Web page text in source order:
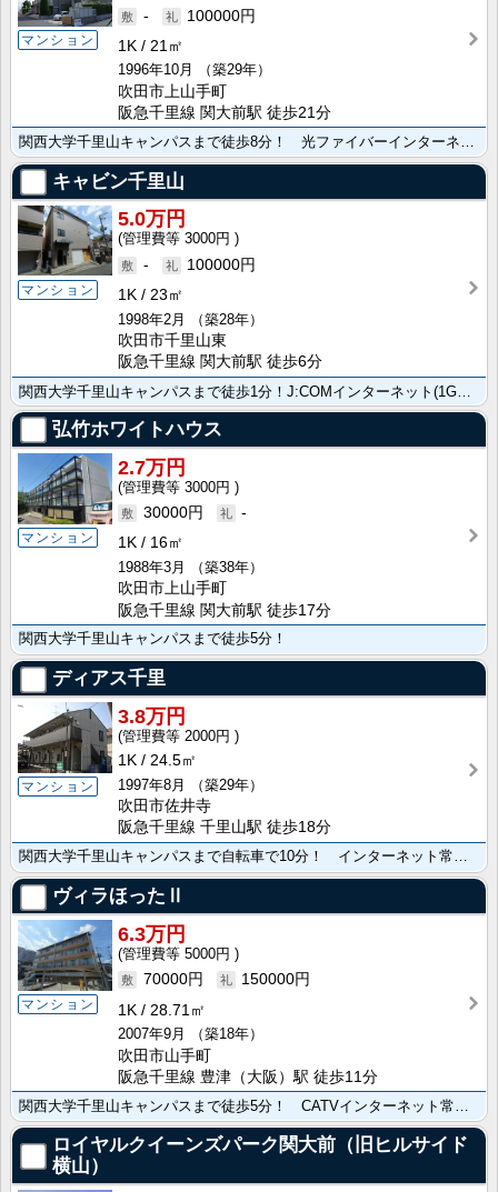
マンション
-
100000円
1K
21㎡
1996年10月
（築29年）
吹田市上山手町
阪急千里線 関大前駅 徒歩21分
キャビン千里山
マンション
5.0万円
3000円
-
100000円
1K
23㎡
1998年2月
（築28年）
吹田市千里山東
阪急千里線 関大前駅 徒歩6分
弘竹ホワイトハウス
マンション
2.7万円
3000円
30000円
-
1K
16㎡
1988年3月
（築38年）
吹田市上山手町
阪急千里線 関大前駅 徒歩17分
関西大学千里山キャンパスまで徒歩5分！
ディアス千里
マンション
3.8万円
2000円
1K
24.5㎡
1997年8月
（築29年）
吹田市佐井寺
阪急千里線 千里山駅 徒歩18分
関西大学千里山キャンパスまで自転車で10分！ インターネット常時接続無料！
ヴィラほったⅡ
マンション
6.3万円
5000円
70000円
150000円
1K
28.71㎡
2007年9月
（築18年）
吹田市山手町
阪急千里線 豊津（大阪）駅 徒歩11分
ロイヤルクイーンズパーク関大前（旧ヒルサイド
横山）